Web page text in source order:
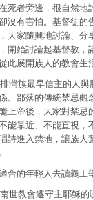
死者旁邊，很自然地
沒有害怕。基督徒的
大家隨興地討論、分
開始討論起基督教，
此展開族人的教會生
族最早信主的人與
。部落的傳統禁忌觀
上帝後，大家對禁忌
能靠近、不能直視，
詩進入禁地，讓族人
合的年輕人去讀義工
教會遵守主耶穌的